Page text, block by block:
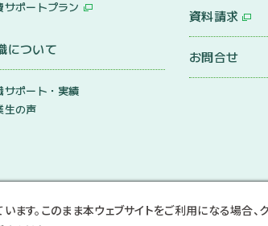
サポートプラン
について
サポート・実績
生の声
資料請求
お問合せ
ます。このまま本ウェブサイトをご利用になる場合